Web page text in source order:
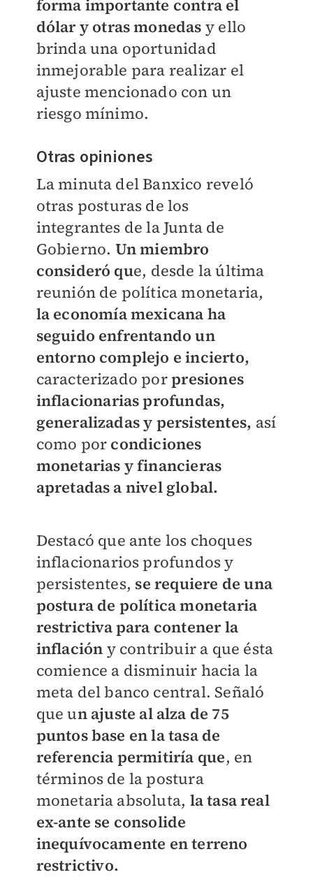
forma importante contra el
dólar y otras monedas y ello
brinda una oportunidad
inmejorable para realizar el
ajuste mencionado con un
riesgo mínimo.
Otras opiniones
La minuta del Banxico reveló
otras posturas de los
integrantes de la Junta de
Gobierno. Un miembro
consideró que, desde la última
reunión de política monetaria,
la economía mexicana ha
seguido enfrentando un
entorno complejo e incierto,
caracterizado porpresiones
inflacionarias profundas,
generalizadas y persistentes, así
como por condiciones
monetarias y financieras
apretadas a nivel global.
Destacó que ante los choques
inflacionarios profundos y
persistentes, se requiere de una
postura de política monetaria
restrictiva para contener la
inflación y contribuir a que ésta
comience a disminuir hacia la
meta del banco central. Señaló
que un ajuste al alza de 75
puntos base en la tasa de
referencia permitiría que, en
términos de la postura
monetaria absoluta, la tasa real
ex-ante se consolide
inequívocamente en terreno
restrictivo.